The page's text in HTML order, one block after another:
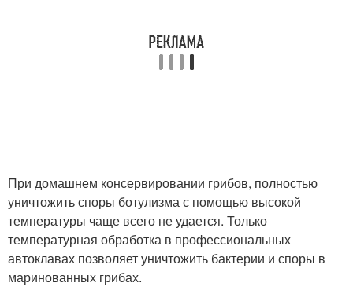
При домашнем консервировании грибов, полностью
уничтожить споры ботулизма с помощью высокой
температуры чаще всего не удается. Только
температурная обработка в профессиональных
автоклавах позволяет уничтожить бактерии и споры в
маринованных грибах.